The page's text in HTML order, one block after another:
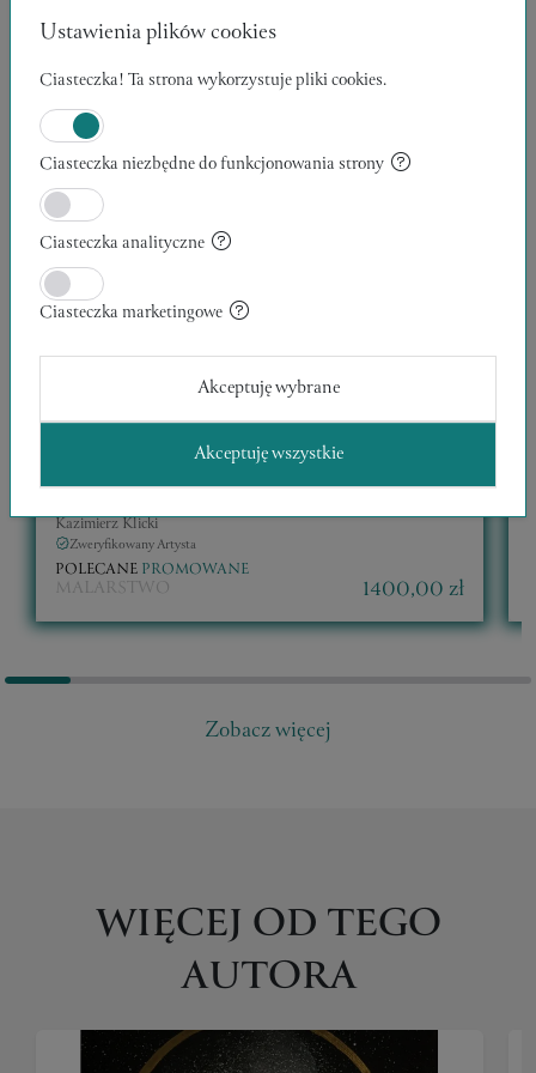
30 x 40 x 1 cm
Kazimierz Klicki
Zweryfikowany Artysta
POLECANE PROMOWANE
MALARSTWO 1400,00 zł
Zobacz więcej
WIĘCEJ OD TEGO
AUTORA
Ustawienia plików cookies
Ciasteczka! Ta strona wykorzystuje pliki cookies.
Ciasteczka niezbędne do funkcjonowania strony
Ciasteczka analityczne
Ciasteczka marketingowe
Akceptuję wybrane
Akceptuję wszystkie